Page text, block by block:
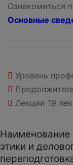
Ознакомиться
Основные
Уровень
Лекции 19
этики и